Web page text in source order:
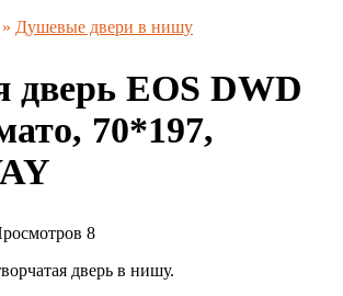
» Душевые двери в нишу
дверь EOS DWD
70*197,
8
дверь в нишу.